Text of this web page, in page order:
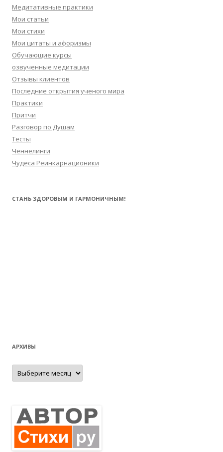
Медитативные практики
Мои статьи
Мои стихи
Мои цитаты и афоризмы
Обучающие курсы
озвученные медитации
Отзывы клиентов
Последние открытия ученого мира
Практики
Притчи
Разговор по Душам
Тесты
Ченнелинги
Чудеса Реинкарнационики
СТАНЬ ЗДОРОВЫМ И ГАРМОНИЧНЫМ!
АРХИВЫ
Архивы